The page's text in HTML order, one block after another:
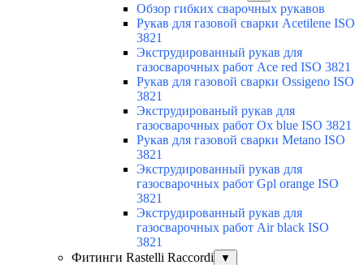
Обзор гибких сварочных рукавов
Рукав для газовой сварки Acetilene ISO
3821
Экструдированный рукав для
газосварочных работ Ace red ISO 3821
Рукав для газовой сварки Ossigeno ISO
3821
Экструдированый рукав для
газосварочных работ Ox blue ISO 3821
Рукав для газовой сварки Metano ISO
3821
Экструдированный рукав для
газосварочных работ Gpl orange ISO
3821
Экструдированный рукав для
газосварочных работ Air black ISO
3821
Фитинги Rastelli Raccordi
▼